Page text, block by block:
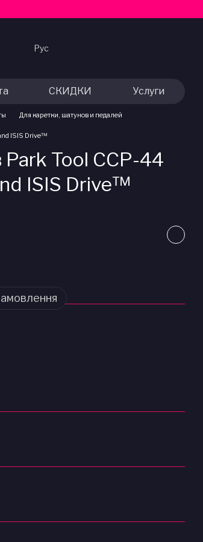
Рус
СКИДКИ Услуги
Для каретки, шатунов и педалей
ISIS Drive™
Tool CCP-44
ISIS Drive™